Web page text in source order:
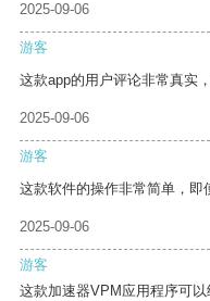
2025-09-06
游客
这款app的用户评论非常真实
2025-09-06
游客
这款软件的操作非常简单，即
2025-09-06
游客
这款加速器VPM应用程序可